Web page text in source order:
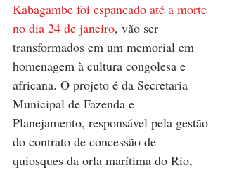
Kabagambe foi espancado até a morte
no dia 24 de janeiro, vão ser
transformados em um memorial em
homenagem à cultura congolesa e
africana. O projeto é da Secretaria
Municipal de Fazenda e
Planejamento, responsável pela gestão
do contrato de concessão de
quiosques da orla marítima do Rio,